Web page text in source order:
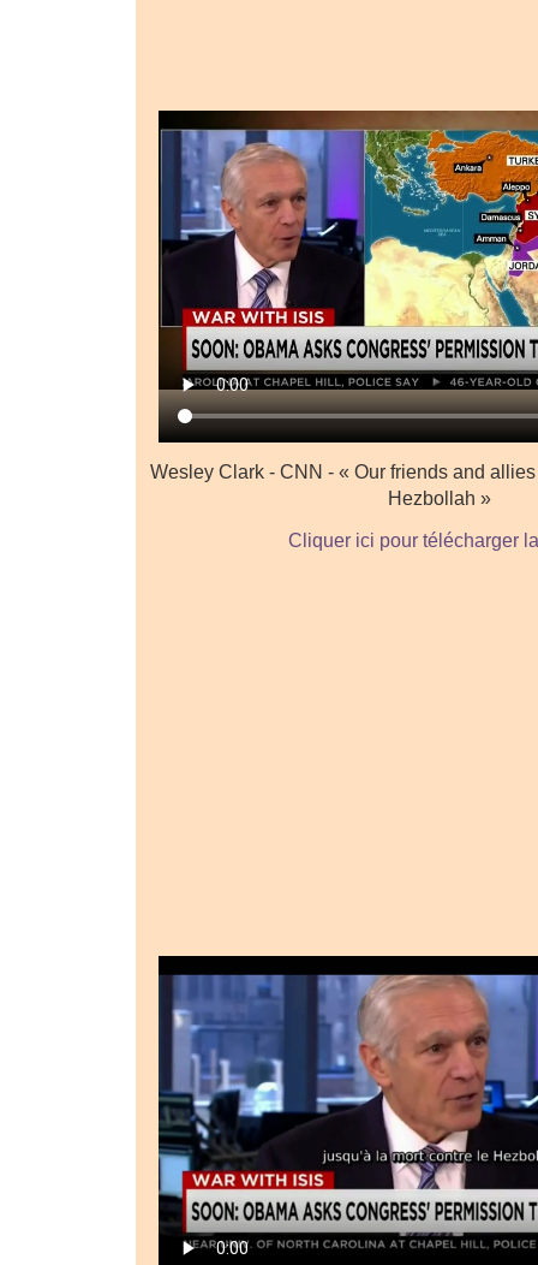
Wesley Clark - CNN - « Our friends and
Hezbollah »
Cliquer ici pour télécharger